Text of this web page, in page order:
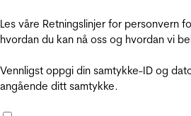
Les våre Retningslinjer for personvern
hvordan du kan nå oss og hvordan vi
Vennligst oppgi din samtykke-ID og
angående ditt samtykke.